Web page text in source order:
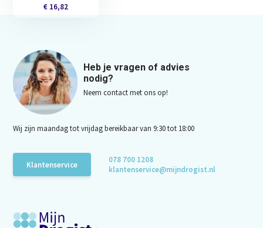
€ 16,82
Heb je vragen of advies
nodig?
Neem contact met ons op!
Wij zijn maandag tot vrijdag bereikbaar van 9:30 tot 18:00
Klantenservice
078 700 1208
klantenservice@mijndrogist.nl